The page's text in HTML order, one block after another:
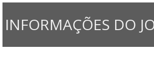
INFORMAÇÕES DO